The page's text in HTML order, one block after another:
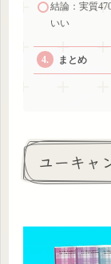
結論：実質
いい
まとめ
ユーキャ